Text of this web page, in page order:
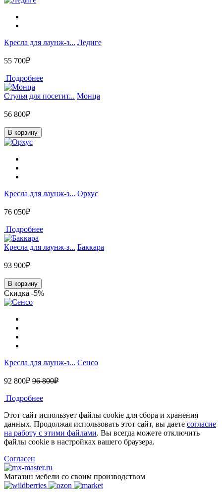
Кресла для лаунж-з... Ледиге
55 700₽
Подробнее
Стулья для посетит... Монца
56 800₽
В корзину
Кресла для лаунж-з... Орхус
76 050₽
Подробнее
Кресла для лаунж-з... Баккара
93 900₽
В корзину
Скидка -5%
Кресла для лаунж-з... Сенсо
92 800₽ 96 800₽
Подробнее
Этот сайт использует файлы cookie для сбора и хранения
данных. Продолжая использовать этот сайт, вы даете согласие
на работу с этими файлами. Вы всегда можете отключить
файлы cookie в настройках вашего браузера.
Согласен
Магазин мебели со своим производством